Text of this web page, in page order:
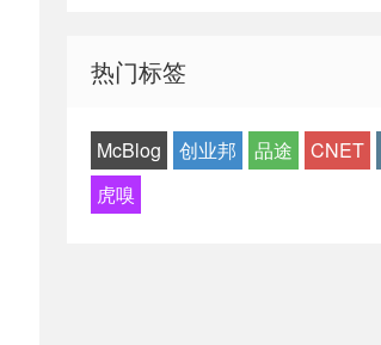
热门标签
McBlog 创业邦 品途 CNET
虎嗅